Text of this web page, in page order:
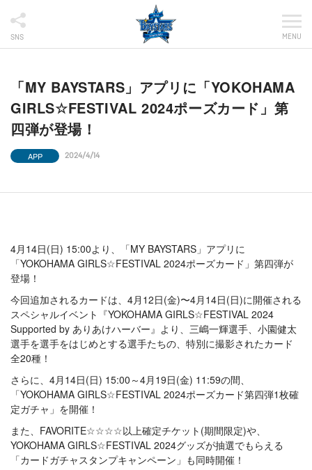
SNS MENU
「MY BAYSTARS」アプリに「YOKOHAMA
GIRLS☆FESTIVAL 2024ポーズカード」第
四弾が登場！
APP 2024/4/14
4月14日(日) 15:00より、「MY BAYSTARS」アプリに
「YOKOHAMA GIRLS☆FESTIVAL 2024ポーズカード」第四弾が
登場！
今回追加されるカードは、4月12日(金)〜4月14日(日)に開催される
スペシャルイベント『YOKOHAMA GIRLS☆FESTIVAL 2024
Supported by ありあけハーバー』より、三嶋一輝選手、小園健太
選手を選手をはじめとする選手たちの、特別に撮影されたカード
全20種！
さらに、4月14日(日) 15:00～4月19日(金) 11:59の間、
「YOKOHAMA GIRLS☆FESTIVAL 2024ポーズカード第四弾1枚確
定ガチャ」を開催！
また、FAVORITE☆☆☆☆以上確定チケット(期間限定)や、
YOKOHAMA GIRLS☆FESTIVAL 2024グッズが抽選でもらえる
「カードガチャスタンプキャンペーン」も同時開催！